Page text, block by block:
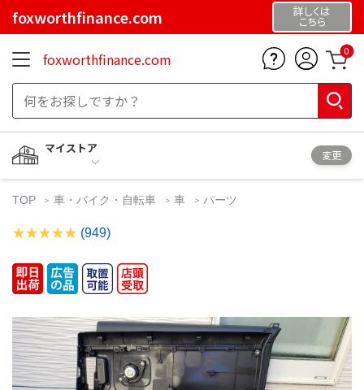
foxworthfinance.com 詳しくは
こちら
foxworthfinance.com 0
マイストア
変更
TOP 車・バイク・自転車 車 パーツ
(949)